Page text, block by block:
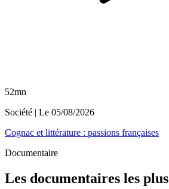
52mn
Société | Le 05/08/2026
Cognac et littérature : passions françaises
Documentaire
Les documentaires les